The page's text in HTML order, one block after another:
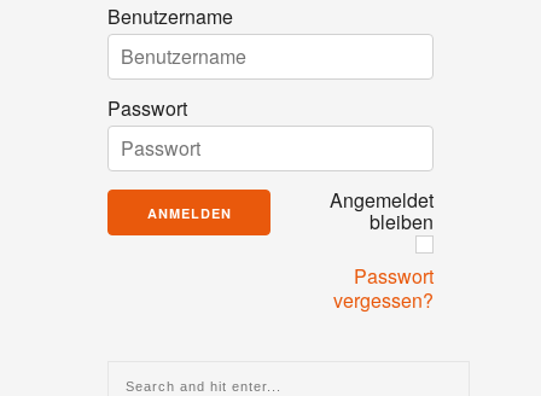
Benutzername
Passwort
Angemeldet
bleiben
Passwort
vergessen?